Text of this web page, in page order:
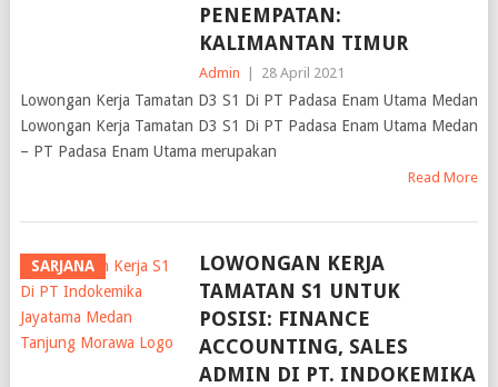
PENEMPATAN:
KALIMANTAN TIMUR
Admin 28 April 2021
Lowongan Kerja Tamatan D3 S1 Di PT Padasa Enam Utama Medan
Lowongan Kerja Tamatan D3 S1 Di PT Padasa Enam Utama Medan
– PT Padasa Enam Utama merupakan
Read More
SARJANA
LOWONGAN KERJA
TAMATAN S1 UNTUK
POSISI: FINANCE
ACCOUNTING, SALES
ADMIN DI PT. INDOKEMIKA